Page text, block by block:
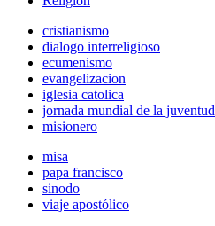
cristianismo
dialogo interreligioso
ecumenismo
evangelizacion
iglesia catolica
jornada mundial de la juventud
misionero
misa
papa francisco
sinodo
viaje apostólico